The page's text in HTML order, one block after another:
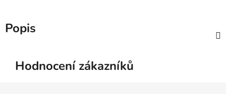
Popis
Hodnocení zákazníků